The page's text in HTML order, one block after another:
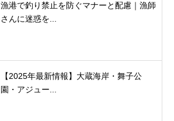
漁港で釣り禁止を防ぐマナーと配慮｜漁師
さんに迷惑を...
【2025年最新情報】大蔵海岸・舞子公
園・アジュー...